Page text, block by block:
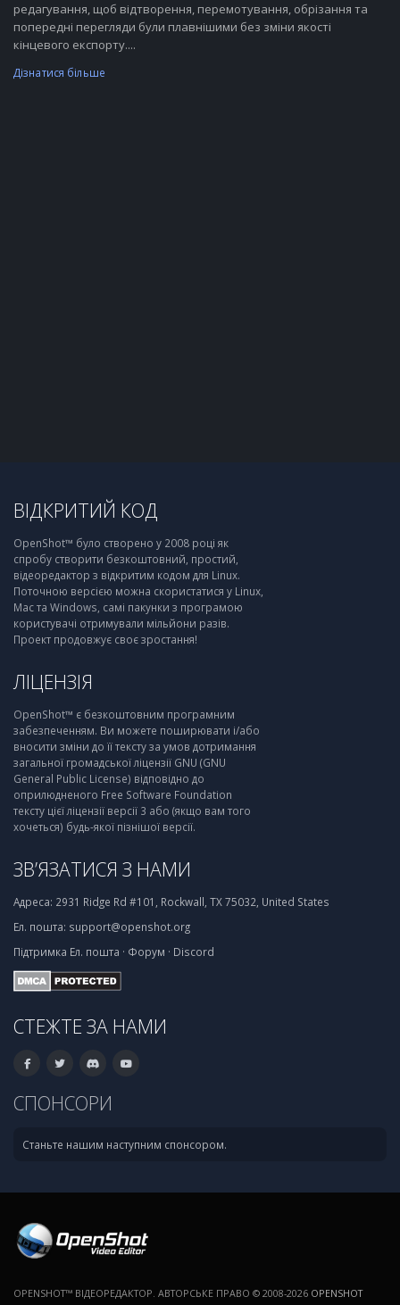
редагування, щоб відтворення, перемотування, обрізання та
попередні перегляди були плавнішими без зміни якості
кінцевого експорту....
Дізнатися більше
ВІДКРИТИЙ КОД
OpenShot™ було створено у 2008 році як
спробу створити безкоштовний, простий,
відеоредактор з відкритим кодом для Linux.
Поточною версією можна скористатися у Linux,
Mac та Windows, самі пакунки з програмою
користувачі отримували мільйони разів.
Проект продовжує своє зростання!
ЛІЦЕНЗІЯ
OpenShot™ є безкоштовним програмним
забезпеченням. Ви можете поширювати і/або
вносити зміни до її тексту за умов дотримання
загальної громадської ліцензії GNU (GNU
General Public License) відповідно до
оприлюдненого Free Software Foundation
тексту цієї ліцензії версії 3 або (якщо вам того
хочеться) будь-якої пізнішої версії.
ЗВ’ЯЗАТИСЯ З НАМИ
Адреса: 2931 Ridge Rd #101, Rockwall, TX 75032, United States
Ел. пошта: support@openshot.org
Підтримка Ел. пошта · Форум · Discord
СТЕЖТЕ ЗА НАМИ
СПОНСОРИ
Станьте нашим наступним спонсором.
OPENSHOT™ ВІДЕОРЕДАКТОР. АВТОРСЬКЕ ПРАВО © 2008-2026 OPENSHOT